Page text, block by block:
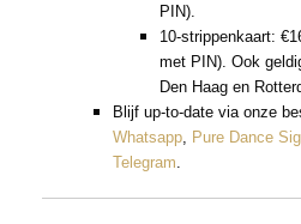
PIN).
10-strippenkaart:
met PIN). Ook
Den Haag en
Blijf up-to-date via onze
Whatsapp, Pure Dance
Telegram